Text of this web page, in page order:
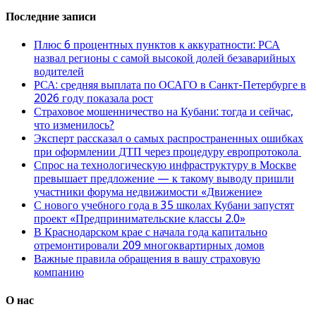
Последние записи
Плюс 6 процентных пунктов к аккуратности: РСА
назвал регионы с самой высокой долей безаварийных
водителей
РСА: средняя выплата по ОСАГО в Санкт-Петербурге в
2026 году показала рост
Страховое мошенничество на Кубани: тогда и сейчас,
что изменилось?
Эксперт рассказал о самых распространенных ошибках
при оформлении ДТП через процедуру европротокола
Спрос на технологическую инфраструктуру в Москве
превышает предложение — к такому выводу пришли
участники форума недвижимости «Движение»
С нового учебного года в 35 школах Кубани запустят
проект «Предпринимательские классы 2.0»
В Краснодарском крае с начала года капитально
отремонтировали 209 многоквартирных домов
Важные правила обращения в вашу страховую
компанию
О нас